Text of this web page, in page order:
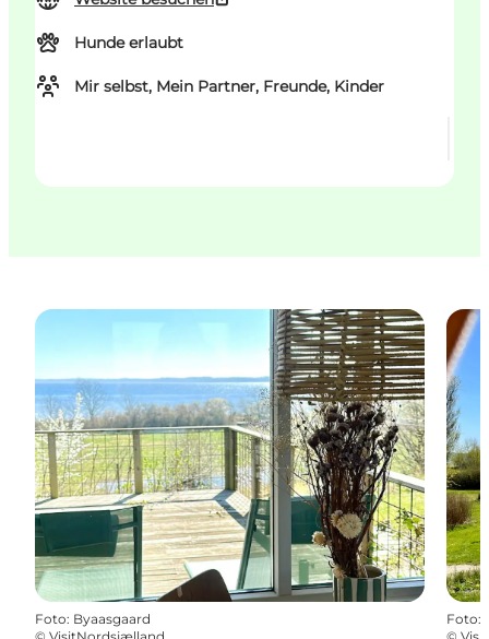
Hunde erlaubt
Mir selbst, Mein Partner, Freunde, Kinder
Foto: Byaasgaard
Foto: